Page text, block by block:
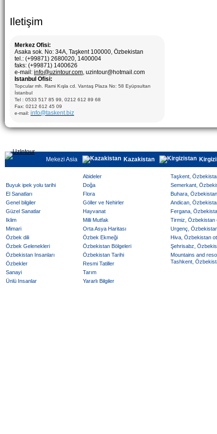
Iletişim
Merkez Ofisi:
Asaka sok. No: 34A, Taşkent 100000, Özbekistan
tel.: (+99871) 2680020, 1400004
faks: (+99871) 1400626
e-mail: info@uzintour.com, uzintour@hotmail.com
Istanbul Ofisi:
Topcular mh. Rami Kışla cd. Vantaş Plaza No: 58 Eyüpsultan
İstanbul
Tel : 0533 517 85 99, 0212 612 89 68
Fax: 0212 612 45 09
e-mail: info@taskent.biz
Mekezi Asia Kazakistan
Abideler
Buyuk ipek yolu tarihi
Doğa
El Sanatları
Flora
Genel bilgiler
Göller ve Nehirler
Güzel Sanatlar
Hayvanat
Iklim
Milli Mutfak
Mimari
Orta Asya Haritası
Özbek dili
Özbek Ekmeği
Özbek Gelenekleri
Özbekistan Bölgeleri
Özbekistan Insanları
Özbekistan Tarihi
Özbekler
Resmi Tatiller
Sanayi
Tarım
Ünlü Insanlar
Yararlı Bilgiler
Taşkent,
Semerkant,
Buhara,
Andican,
Fergana,
Tirmiz, Özbekistan
Urgenç,
Hiva, Özbekistan
Şehrisabz,
Mountains and
Tashkent,